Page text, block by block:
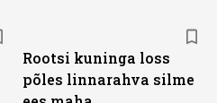
Rootsi kuninga loss
põles linnarahva silme